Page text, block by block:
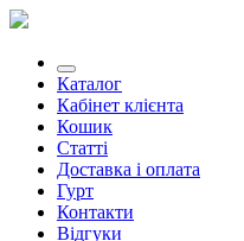
Каталог
Кабінет клієнта
Кошик
Статті
Доставка і оплата
Гурт
Контакти
Відгуки